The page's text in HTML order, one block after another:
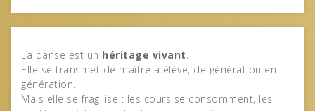
La danse est un héritage vivant.
Elle se transmet de maître à élève, de génération en
génération.
Mais elle se fragilise : les cours se consomment, les